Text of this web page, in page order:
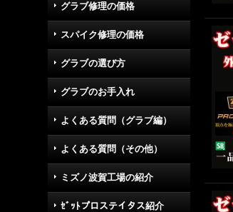
グラブ修理の価格
スパイク修理の価格
グラブの選び方
グラブのお手入れ
よくある質問（グラブ編）
よくある質問（その他）
ミズノ波賀工場の紹介
ｾﾞｯﾄプロステイタス紹介